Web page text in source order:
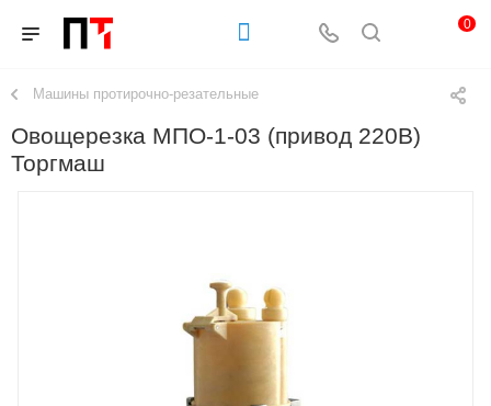
0
Машины протирочно-резательные
Овощерезка МПО-1-03 (привод 220В)
Торгмаш